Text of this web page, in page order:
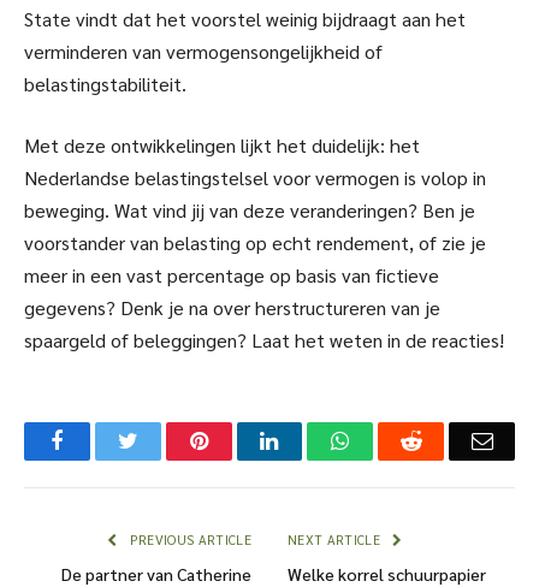
State vindt dat het voorstel weinig bijdraagt aan het
verminderen van vermogensongelijkheid of
belastingstabiliteit.
Met deze ontwikkelingen lijkt het duidelijk: het
Nederlandse belastingstelsel voor vermogen is volop in
beweging. Wat vind jij van deze veranderingen? Ben je
voorstander van belasting op echt rendement, of zie je
meer in een vast percentage op basis van fictieve
gegevens? Denk je na over herstructureren van je
spaargeld of beleggingen? Laat het weten in de reacties!
FacebookTwitter PinterestLinkedInWhatsAppReddit
PREVIOUS ARTICLE
De partner van Catherine
NEXT ARTICLE
Welke korrel schuurpapier